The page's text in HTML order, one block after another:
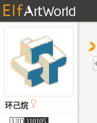
环己烷
UID 110105